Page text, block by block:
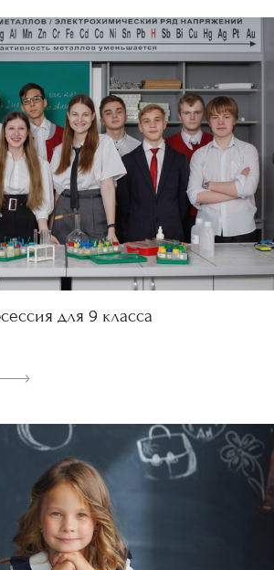
для 9 класса